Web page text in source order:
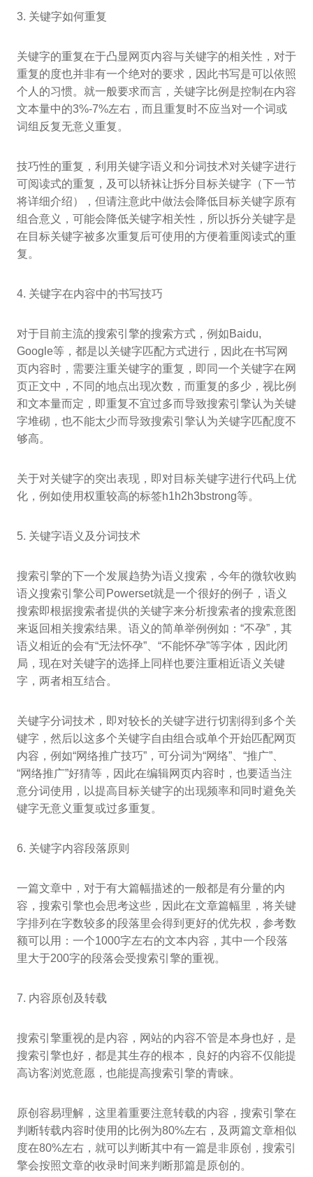
3. 关键字如何重复
关键字的重复在于凸显网页内容与关键字的相关性，对于
重复的度也并非有一个绝对的要求，因此书写是可以依照
个人的习惯。就一般要求而言，关键字比例是控制在内容
文本量中的3%-7%左右，而且重复时不应当对一个词或
词组反复无意义重复。
技巧性的重复，利用关键字语义和分词技术对关键字进行
可阅读式的重复，及可以轿袜让拆分目标关键字（下一节
将详细介绍），但请注意此中做法会降低目标关键字原有
组合意义，可能会降低关键字相关性，所以拆分关键字是
在目标关键字被多次重复后可使用的方便着重阅读式的重
复。
4. 关键字在内容中的书写技巧
对于目前主流的搜索引擎的搜索方式，例如Baidu,
Google等，都是以关键字匹配方式进行，因此在书写网
页内容时，需要注重关键字的重复，即同一个关键字在网
页正文中，不同的地点出现次数，而重复的多少，视比例
和文本量而定，即重复不宜过多而导致搜索引擎认为关键
字堆砌，也不能太少而导致搜索引擎认为关键字匹配度不
够高。
关于对关键字的突出表现，即对目标关键字进行代码上优
化，例如使用权重较高的标签h1h2h3bstrong等。
5. 关键字语义及分词技术
搜索引擎的下一个发展趋势为语义搜索，今年的微软收购
语义搜索引擎公司Powerset就是一个很好的例子，语义
搜索即根据搜索者提供的关键字来分析搜索者的搜索意图
来返回相关搜索结果。语义的简单举例例如：“不孕”，其
语义相近的会有“无法怀孕”、“不能怀孕”等字体，因此闭
局，现在对关键字的选择上同样也要注重相近语义关键
字，两者相互结合。
关键字分词技术，即对较长的关键字进行切割得到多个关
键字，然后以这多个关键字自由组合或单个开始匹配网页
内容，例如“网络推广技巧”，可分词为“网络”、“推广”、
“网络推广”好猜等，因此在编辑网页内容时，也要适当注
意分词使用，以提高目标关键字的出现频率和同时避免关
键字无意义重复或过多重复。
6. 关键字内容段落原则
一篇文章中，对于有大篇幅描述的一般都是有分量的内
容，搜索引擎也会思考这些，因此在文章篇幅里，将关键
字排列在字数较多的段落里会得到更好的优先权，参考数
额可以用：一个1000字左右的文本内容，其中一个段落
里大于200字的段落会受搜索引擎的重视。
7. 内容原创及转载
搜索引擎重视的是内容，网站的内容不管是本身也好，是
搜索引擎也好，都是其生存的根本，良好的内容不仅能提
高访客浏览意愿，也能提高搜索引擎的青睐。
原创容易理解，这里着重要注意转载的内容，搜索引擎在
判断转载内容时使用的比例为80%左右，及两篇文章相似
度在80%左右，就可以判断其中有一篇是非原创，搜索引
擎会按照文章的收录时间来判断那篇是原创的。